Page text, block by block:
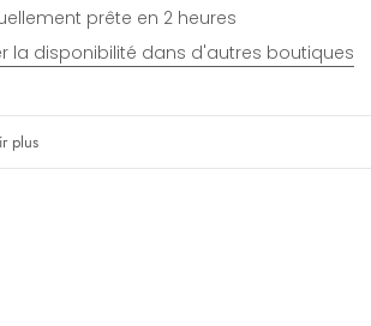
prête en 2 heures
la disponibilité dans d'autres boutiques
plus